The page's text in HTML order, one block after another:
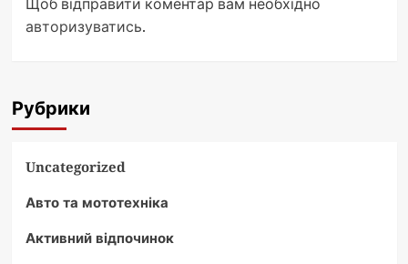
Щоб відправити коментар вам необхідно
авторизуватись.
Рубрики
Uncategorized
Авто та мототехніка
Активний відпочинок